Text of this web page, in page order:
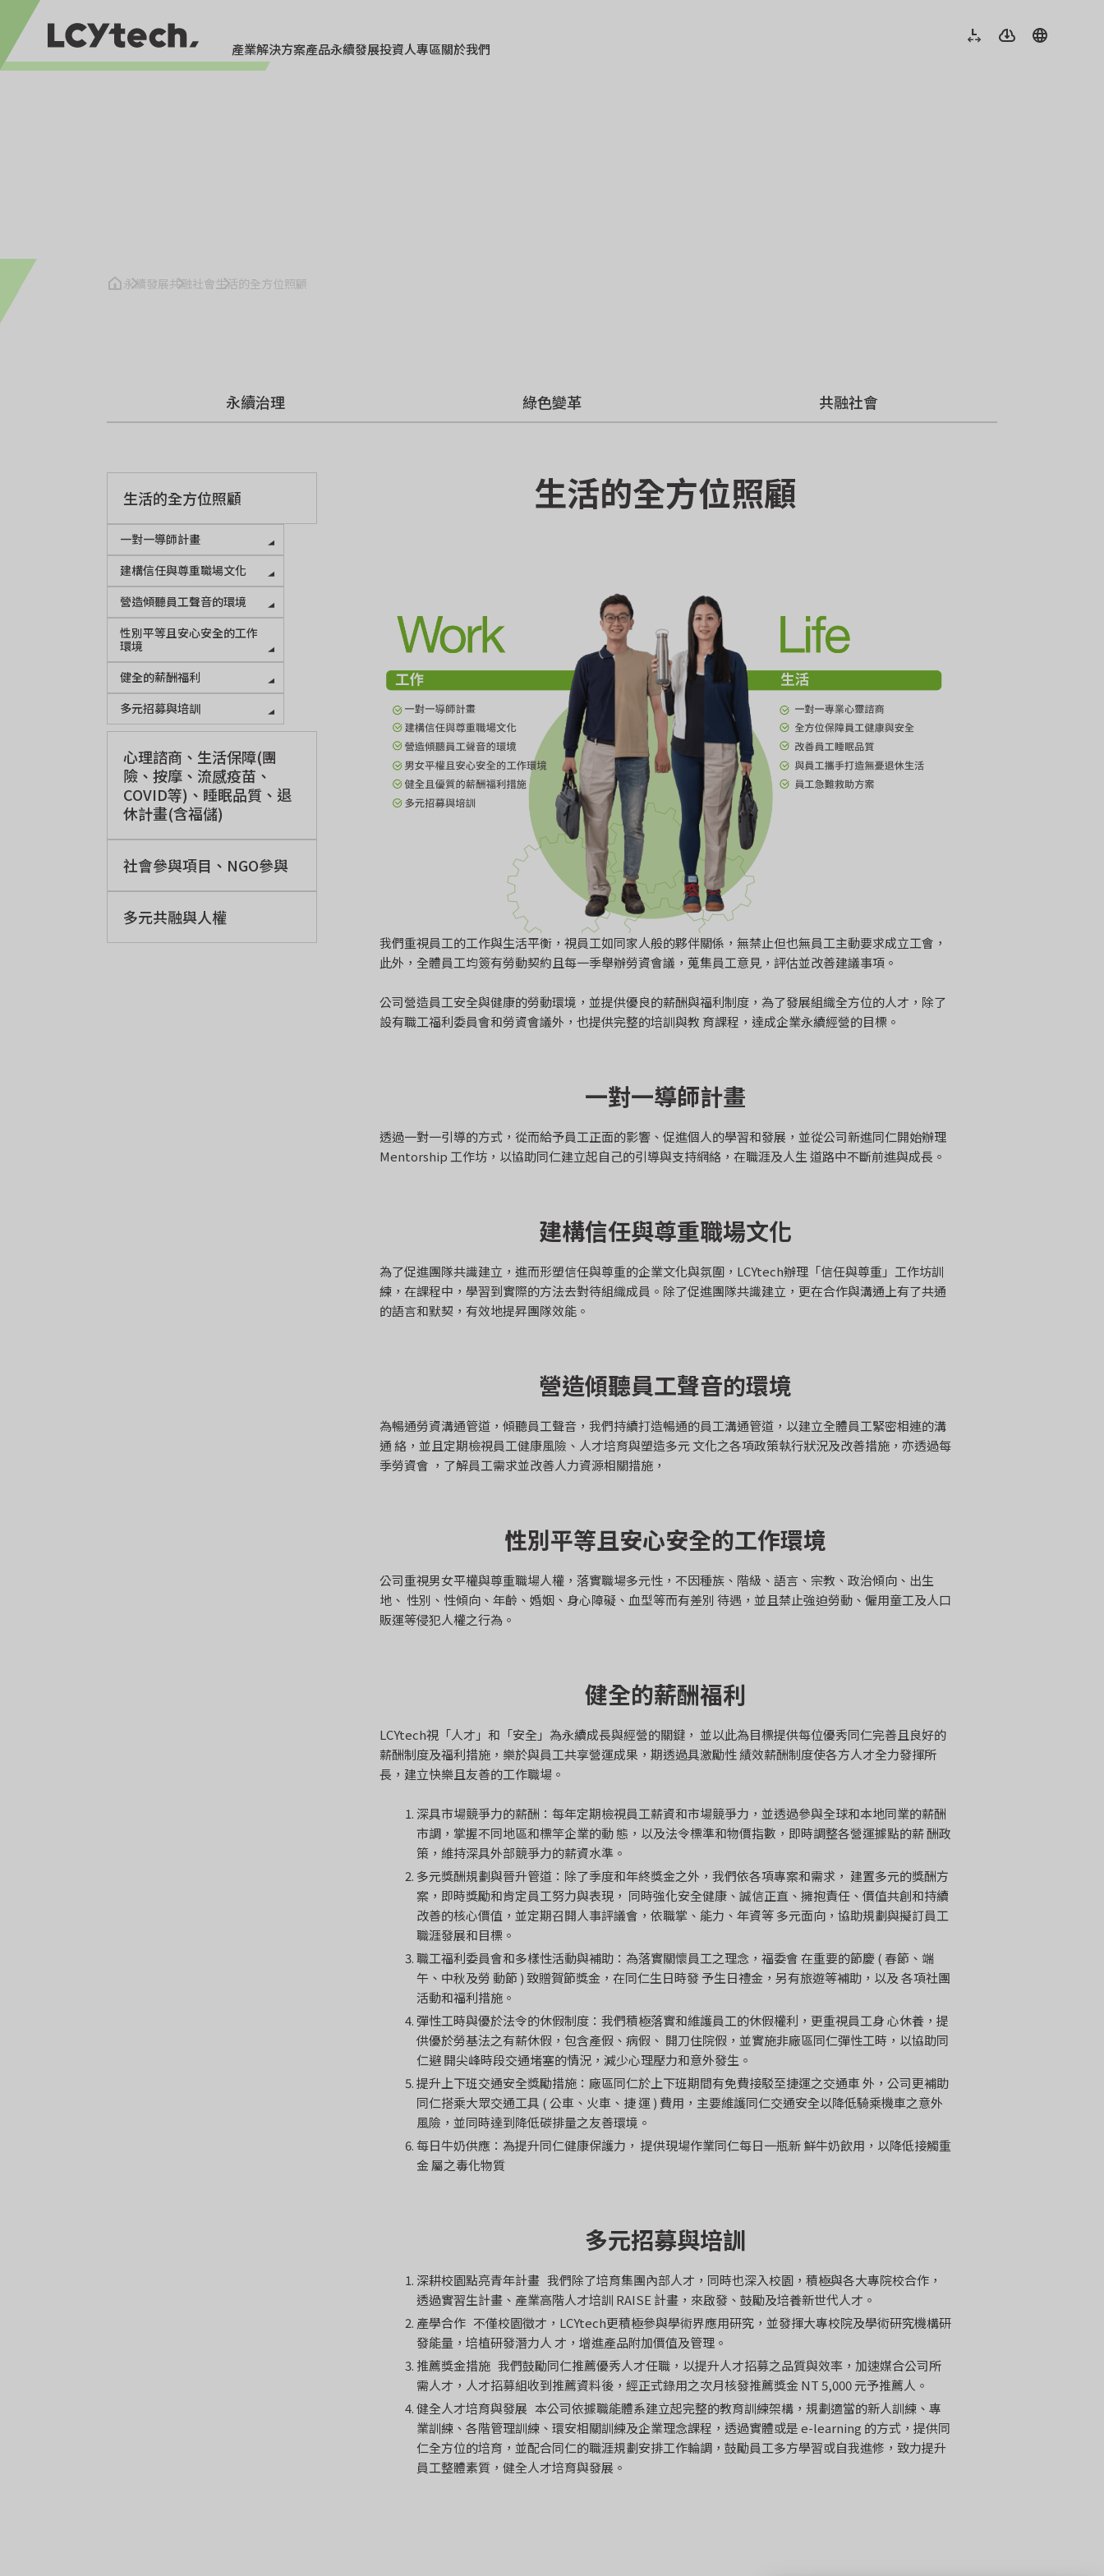
產業解決方案產品永續發展投資人專區關於我們
永續發展共融社會生活的全方位照顧
永續治理 綠色變革 共融社會
生活的全方位照顧
一對一導師計畫
建構信任與尊重職場文化
營造傾聽員工聲音的環境
性別平等且安心安全的工作
環境
健全的薪酬福利
多元招募與培訓
心理諮商、生活保障(團
險、按摩、流感疫苗、
COVID等)、睡眠品質、退
休計畫(含福儲)
社會參與項目、NGO參與
多元共融與人權
生活的全方位照顧
我們重視員工的工作與生活平衡，視員工如同家人般的夥伴關係，無禁止但也無員工主動要求成立工會，
此外，全體員工均簽有勞動契約且每一季舉辦勞資會議，蒐集員工意見，評估並改善建議事項。
公司營造員工安全與健康的勞動環境，並提供優良的薪酬與福利制度，為了發展組織全方位的人才，除了
設有職工福利委員會和勞資會議外，也提供完整的培訓與教 育課程，達成企業永續經營的目標。
一對一導師計畫
透過一對一引導的方式，從而給予員工正面的影響、促進個人的學習和發展，並從公司新進同仁開始辦理
Mentorship 工作坊，以協助同仁建立起自己的引導與支持網絡，在職涯及人生 道路中不斷前進與成長。
建構信任與尊重職場文化
為了促進團隊共識建立，進而形塑信任與尊重的企業文化與氛圍，LCYtech辦理「信任與尊重」工作坊訓
練，在課程中，學習到實際的方法去對待組織成員。除了促進團隊共識建立，更在合作與溝通上有了共通
的語言和默契，有效地提昇團隊效能。
營造傾聽員工聲音的環境
為暢通勞資溝通管道，傾聽員工聲音，我們持續打造暢通的員工溝通管道，以建立全體員工緊密相連的溝
通 絡，並且定期檢視員工健康風險、人才培育與塑造多元 文化之各項政策執行狀況及改善措施，亦透過每
季勞資會 ，了解員工需求並改善人力資源相關措施，
性別平等且安心安全的工作環境
公司重視男女平權與尊重職場人權，落實職場多元性，不因種族、階級、語言、宗教、政治傾向、出生
地、 性別、性傾向、年齡、婚姻、身心障礙、血型等而有差別 待遇，並且禁止強迫勞動、僱用童工及人口
販運等侵犯人權之行為。
健全的薪酬福利
LCYtech視「人才」和「安全」為永續成長與經營的關鍵， 並以此為目標提供每位優秀同仁完善且良好的
薪酬制度及福利措施，樂於與員工共享營運成果，期透過具激勵性 績效薪酬制度使各方人才全力發揮所
長，建立快樂且友善的工作職場。
深具市場競爭力的薪酬：每年定期檢視員工薪資和市場競爭力，並透過參與全球和本地同業的薪酬
市調，掌握不同地區和標竿企業的動 態，以及法令標準和物價指數，即時調整各營運據點的薪 酬政
策，維持深具外部競爭力的薪資水準。
多元獎酬規劃與晉升管道：除了季度和年終獎金之外，我們依各項專案和需求， 建置多元的獎酬方
案，即時獎勵和肯定員工努力與表現， 同時強化安全健康、誠信正直、擁抱責任、價值共創和持續
改善的核心價值，並定期召開人事評議會，依職掌、能力、年資等 多元面向，協助規劃與擬訂員工
職涯發展和目標。
職工福利委員會和多樣性活動與補助：為落實關懷員工之理念，福委會 在重要的節慶 ( 春節、端
午、中秋及勞 動節 ) 致贈賀節獎金，在同仁生日時發 予生日禮金，另有旅遊等補助，以及 各項社團
活動和福利措施。
彈性工時與優於法令的休假制度：我們積極落實和維護員工的休假權利，更重視員工身 心休養，提
供優於勞基法之有薪休假，包含產假、病假、 開刀住院假，並實施非廠區同仁彈性工時，以協助同
仁避 開尖峰時段交通堵塞的情況，減少心理壓力和意外發生。
提升上下班交通安全獎勵措施：廠區同仁於上下班期間有免費接駁至捷運之交通車 外，公司更補助
同仁搭乘大眾交通工具 ( 公車、火車、捷 運 ) 費用，主要維護同仁交通安全以降低騎乘機車之意外
風險，並同時達到降低碳排量之友善環境。
每日牛奶供應：為提升同仁健康保護力， 提供現場作業同仁每日一瓶新 鮮牛奶飲用，以降低接觸重
金 屬之毒化物質
多元招募與培訓
深耕校園點亮青年計畫 我們除了培育集團內部人才，同時也深入校園，積極與各大專院校合作，
透過實習生計畫、產業高階人才培訓 RAISE 計畫，來啟發、鼓勵及培養新世代人才。
產學合作 不僅校園徵才，LCYtech更積極參與學術界應用研究，並發揮大專校院及學術研究機構研
發能量，培植研發潛力人 才，增進產品附加價值及管理。
推薦獎金措施 我們鼓勵同仁推薦優秀人才任職，以提升人才招募之品質與效率，加速媒合公司所
需人才，人才招募組收到推薦資料後，經正式錄用之次月核發推薦獎金 NT 5,000 元予推薦人。
健全人才培育與發展 本公司依據職能體系建立起完整的教育訓練架構，規劃適當的新人訓練、專
業訓練、各階管理訓練、環安相關訓練及企業理念課程，透過實體或是 e-learning 的方式，提供同
仁全方位的培育，並配合同仁的職涯規劃安排工作輪調，鼓勵員工多方學習或自我進修，致力提升
員工整體素質，健全人才培育與發展。